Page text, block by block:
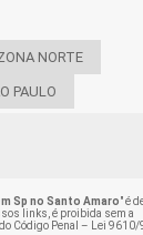
NORTE
PAULO
Sp no Santo Amaro" é
links, é proibida sem a
Código Penal –
Lei 9610/